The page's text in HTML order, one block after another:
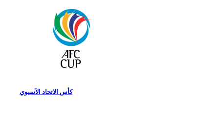
كأس الاتحاد الآسيوي